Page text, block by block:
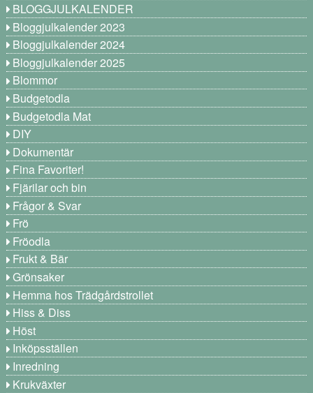
BLOGGJULKALENDER
Bloggjulkalender 2023
Bloggjulkalender 2024
Bloggjulkalender 2025
Blommor
Budgetodla
Budgetodla Mat
DIY
Dokumentär
Fina Favoriter!
Fjärilar och bin
Frågor & Svar
Frö
Fröodla
Frukt & Bär
Grönsaker
Hemma hos Trädgårdstrollet
Hiss & Diss
Höst
Inköpsställen
Inredning
Krukväxter